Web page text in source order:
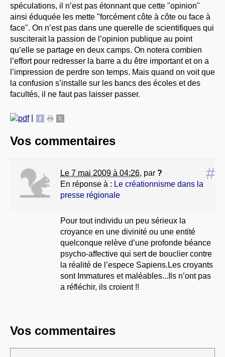
spéculations, il n’est pas étonnant que cette "opinion"
ainsi éduquée les mette "forcément côte à côte ou face à
face". On n’est pas dans une querelle de scientifiques qui
susciterait la passion de l’opinion publique au point
qu’elle se partage en deux camps. On notera combien
l’effort pour redresser la barre a du être important et on a
l’impression de perdre son temps. Mais quand on voit que
la confusion s’installe sur les bancs des écoles et des
facultés, il ne faut pas laisser passer.
|
Vos commentaires
#
Le 7 mai 2009 à 04:26, par ?
En réponse à : Le créationnisme dans la
presse régionale
Pour tout individu un peu sérieux la
croyance en une divinité ou une entité
quelconque relève d’une profonde béance
psycho-affective qui sert de bouclier contre
la réalité de l’espece Sapiens.Les croyants
sont Immatures et maléables...Ils n’ont pas
a réfléchir, ils croient !!
Vos commentaires